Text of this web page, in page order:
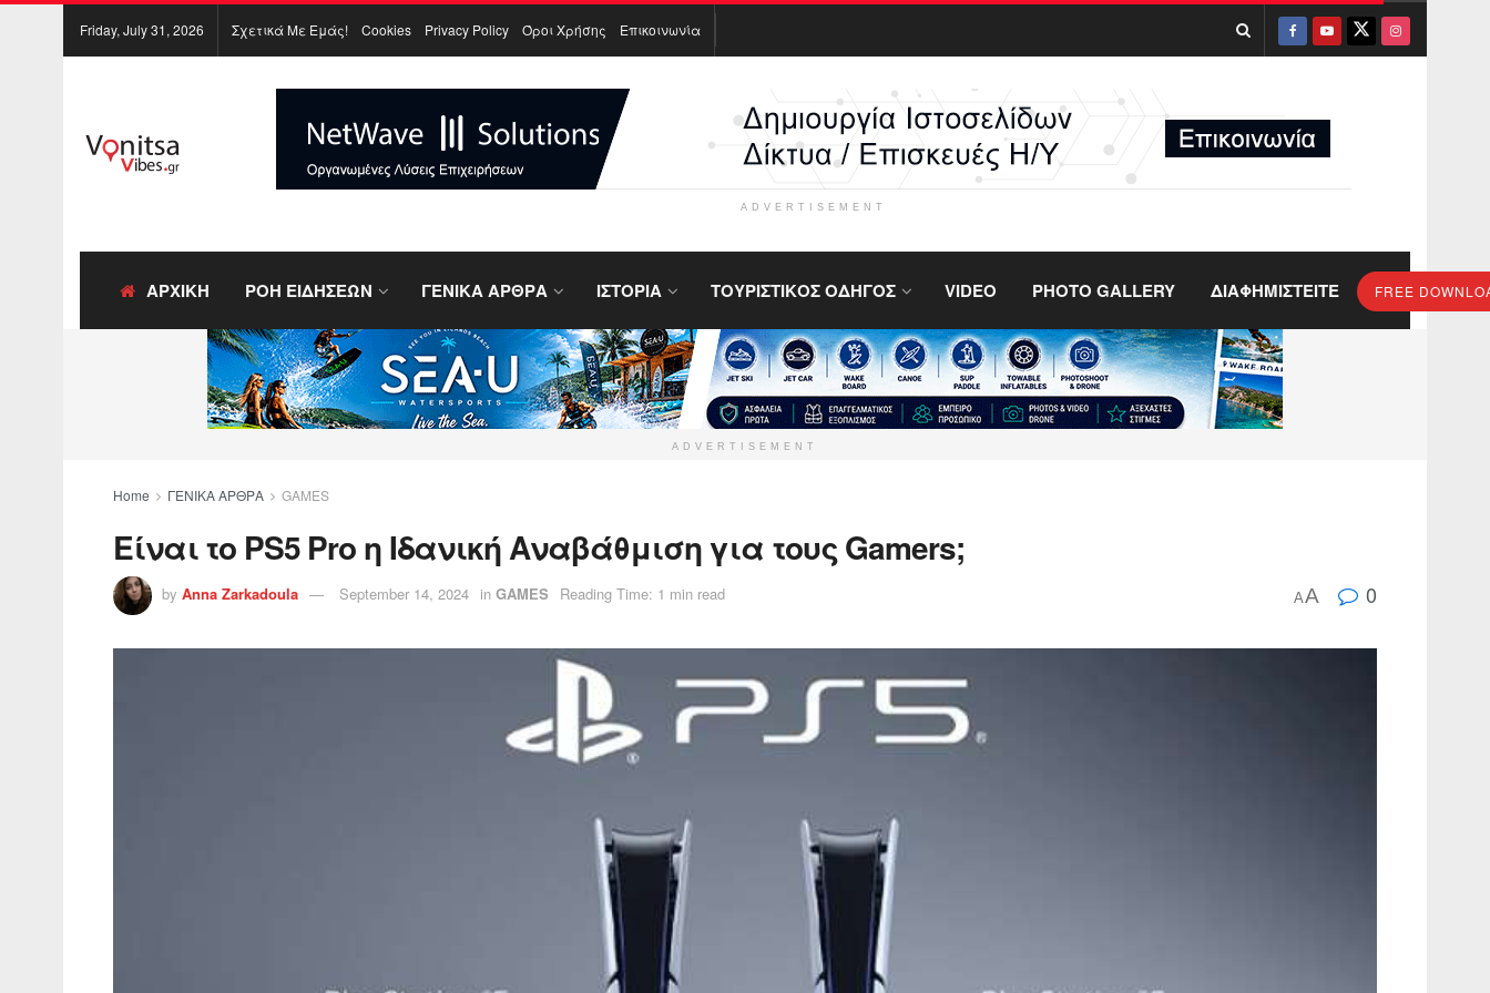
Friday, July 31, 2026 Σχετικά Με Εμάς! Cookies Privacy Policy Όροι Χρήσης Επικοινωνία
ADVERTISEMENT
ΑΡΧΙΚΗ ΡΟΗ ΕΙΔΗΣΕΩΝ ΓΕΝΙΚΑ ΑΡΘΡΑ ΙΣΤΟΡΙΑ ΤΟΥΡΙΣΤΙΚΟΣ ΟΔΗΓΟΣ VIDEO PHOTO GALLERY ΔΙΑΦΗΜΙΣΤΕΙΤΕ FREE
ADVERTISEMENT
Home ΓΕΝΙΚΑ ΑΡΘΡΑ GAMES
Είναι το PS5 Pro η Ιδανική Αναβάθμιση για τους Gamers;
by Anna Zarkadoula September 14, 2024 in GAMES Reading Time: 1 min read AA 0